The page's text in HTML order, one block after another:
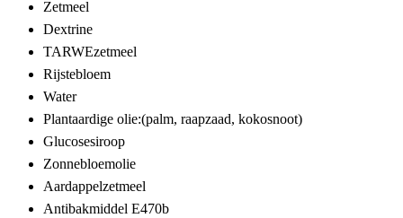
Zetmeel
Dextrine
TARWEzetmeel
Rijstebloem
Water
Plantaardige olie:(palm, raapzaad, kokosnoot)
Glucosesiroop
Zonnebloemolie
Aardappelzetmeel
Antibakmiddel E470b